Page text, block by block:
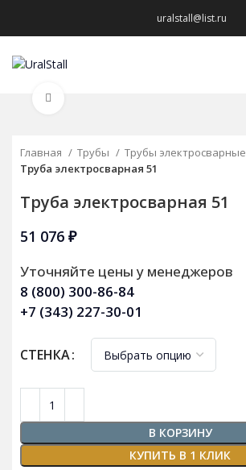
uralstall@list.ru
Главная Трубы
Трубы электросварные
Труба электросварная 51
Труба электросварная 51
51 076 ₽
Уточняйте цены у менеджеров
8 (800) 300-86-84
+7 (343) 227-30-01
СТЕНКА
В КОРЗИНУ
КУПИТЬ В 1 КЛИК